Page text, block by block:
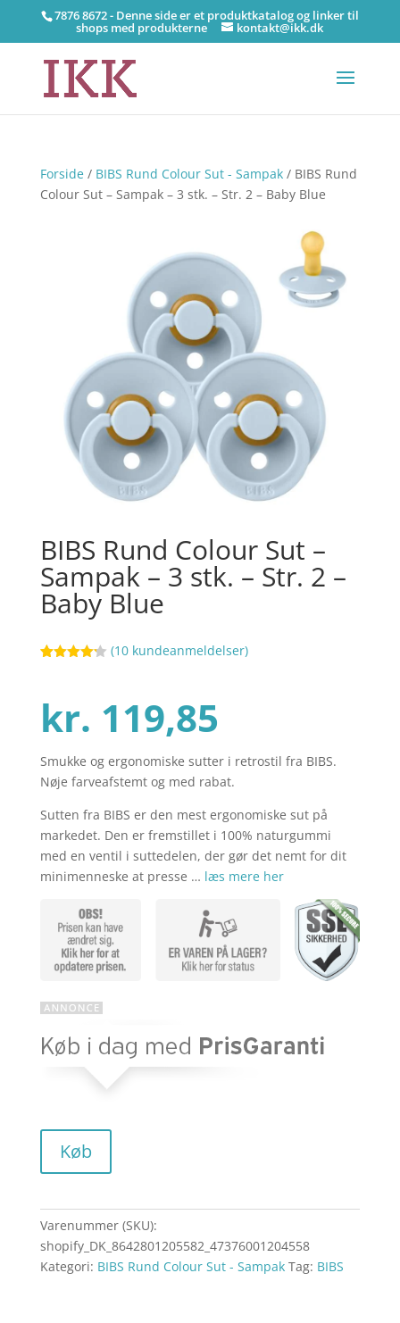
7876 8672 - Denne side er et produktkatalog og linker til
shops med produkterne kontakt@ikk.dk
Forside/ BIBS Rund Colour Sut - Sampak/ BIBS Rund
Colour Sut – Sampak – 3 stk. – Str. 2 – Baby Blue
BIBS Rund Colour Sut –
Sampak – 3 stk. – Str. 2 –
Baby Blue
baseret
på
kundebedø
(10 kundeanmeldelser)
kr. 119,85
Smukke og ergonomiske sutter i retrostil fra BIBS.
Nøje farveafstemt og med rabat.
Sutten fra BIBS er den mest ergonomiske sut på
markedet. Den er fremstillet i 100% naturgummi
med en ventil i suttedelen, der gør det nemt for dit
minimenneske at presse … læs mere her
Køb
Varenummer (SKU):
shopify_DK_8642801205582_47376001204558
Kategori: BIBS Rund Colour Sut - Sampak Tag: BIBS